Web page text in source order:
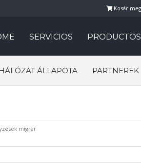
Kosár
SERVICIOS PRODUCTOS
ÁLLAPOTA PARTNEREK
migrar